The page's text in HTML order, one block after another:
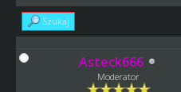
Szukaj
Asteck666
Moderator